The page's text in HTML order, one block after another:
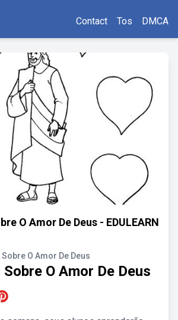
Contact Tos DMCA
O Amor De Deus - EDULEARN
O Amor De Deus
O Amor De Deus